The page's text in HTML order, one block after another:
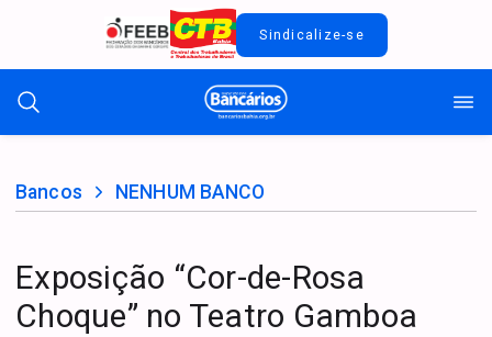
Sindicalize-se
Bancos NENHUM BANCO
Exposição “Cor-de-Rosa
Choque” no Teatro Gamboa